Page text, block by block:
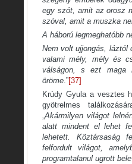
egy szót, amit az orosz
szóval, amit a muszka
A háború legmeghatóbb
Nem volt ujjongás, láztól
valami mély, mély és
válságon, s ezt maga
öröme.”[37]
Krúdy Gyula a vesztes
gyötrelmes
„Akármilyen világot
alatt mindent el lehet
lehetett. Köztársaság
felfordult világot,
programtalanul ugrott